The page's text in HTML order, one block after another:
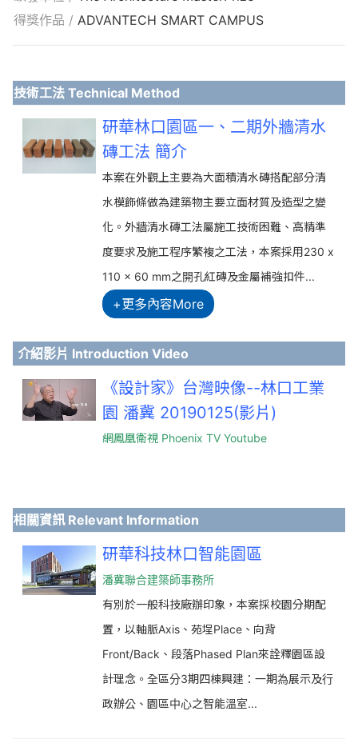
得獎作品 / ADVANTECH SMART CAMPUS
技術工法 Technical Method
研華林口園區一、二期外牆清水
磚工法 簡介
本案在外觀上主要為大面積清水磚搭配部分清
水模飾條做為建築物主要立面材質及造型之變
化。外牆清水磚工法屬施工技術困難、高精準
度要求及施工程序繁複之工法，本案採用230 x
110 x 60 mm之開孔紅磚及金屬補強扣件...
+更多內容More
介紹影片 Introduction Video
《設計家》台灣映像--林口工業
園 潘冀 20190125(影片)
網鳳凰衛視 Phoenix TV Youtube
相關資訊 Relevant Information
研華科技林口智能園區
潘冀聯合建築師事務所
有別於一般科技廠辦印象，本案採校園分期配
置，以軸脈Axis、苑埕Place、向背
Front/Back、段落Phased Plan來詮釋園區設
計理念。全區分3期四棟興建：一期為展示及行
政辦公、園區中心之智能溫室...